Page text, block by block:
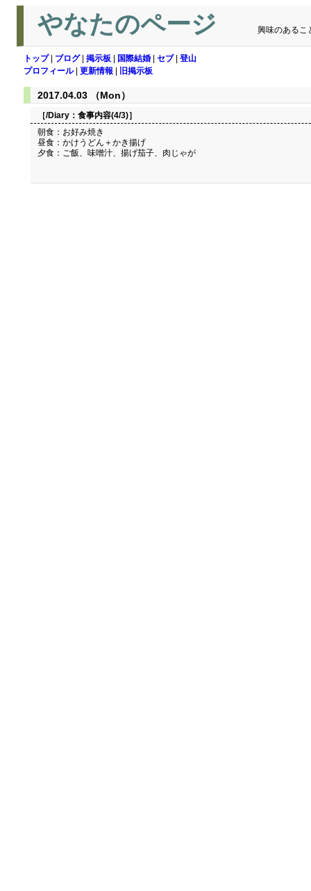
やなたのページ 興味のあるこ
トップ| ブログ| 掲示板 国際結婚 セブ| 登山
プロフィール| 更新情報 旧掲示板
2017.04.03 （Mon）
［/Diary： 食事内容(4/3)］
朝食：お好み焼き
昼食：かけうどん＋かき揚げ
夕食：ご飯、味噌汁、揚げ茄子、肉じゃが